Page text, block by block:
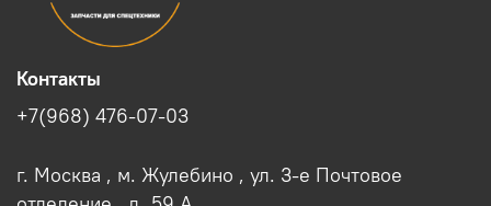
Контакты
+7(968) 476-07-03
г. Москва , м. Жулебино , ул. 3-е Почтовое